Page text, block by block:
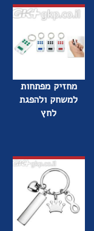
מחזיק מפתחות
למשחק ולהפגת
לחץ